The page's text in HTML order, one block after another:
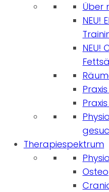
Über
NEU!
NEU!
Therapiespektrum